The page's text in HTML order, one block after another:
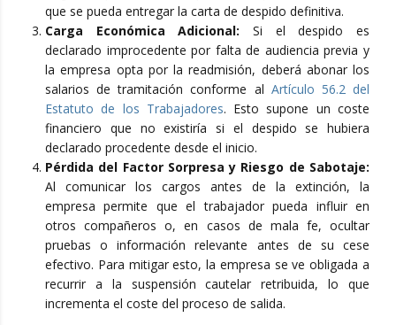
que se pueda entregar la carta de despido definitiva.
Carga Económica Adicional: Si el despido es
declarado improcedente por falta de audiencia previa y
la empresa opta por la readmisión, deberá abonar los
salarios de tramitación conforme al Artículo 56.2 del
Estatuto de los Trabajadores. Esto supone un coste
financiero que no existiría si el despido se hubiera
declarado procedente desde el inicio.
Pérdida del Factor Sorpresa y Riesgo de Sabotaje:
Al comunicar los cargos antes de la extinción, la
empresa permite que el trabajador pueda influir en
otros compañeros o, en casos de mala fe, ocultar
pruebas o información relevante antes de su cese
efectivo. Para mitigar esto, la empresa se ve obligada a
recurrir a la suspensión cautelar retribuida, lo que
incrementa el coste del proceso de salida.